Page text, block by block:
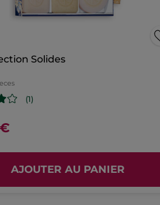
Solides
(1)
AJOUTER AU PANIER